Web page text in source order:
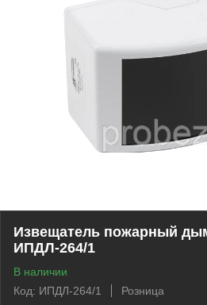
Извещатель пожарный
ИПДЛ-264/1
В наличии
Код: ИПДЛ-264/1
Розница